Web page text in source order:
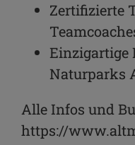
Zertifizierte
Einzigartige
Naturparks
Alle Infos und
https://